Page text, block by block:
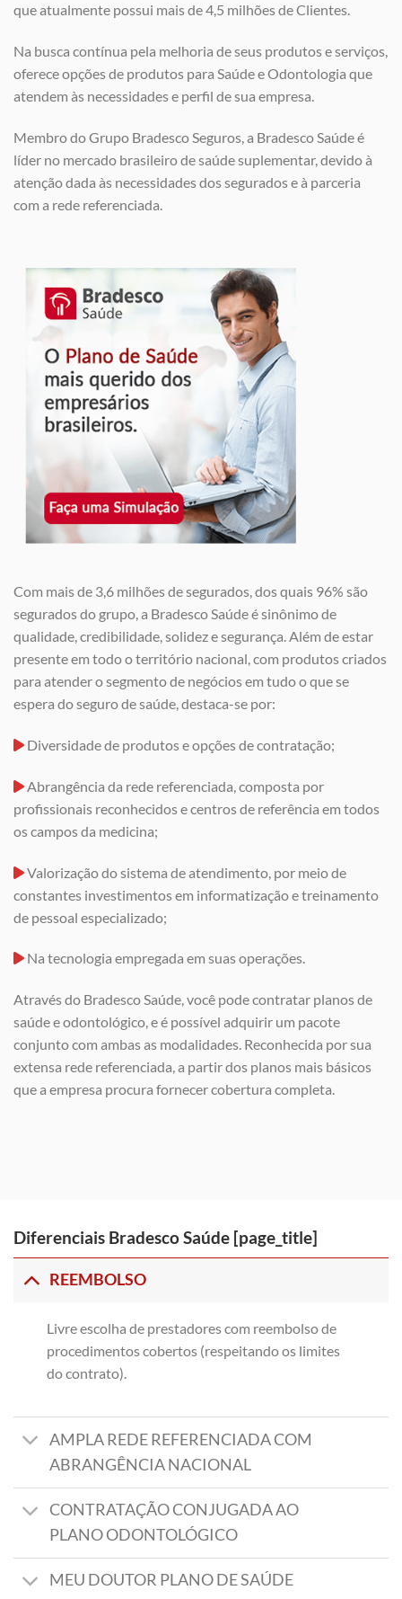
que atualmente possui mais de 4,5 milhões de Clientes.
Na busca contínua pela melhoria de seus produtos e serviços,
oferece opções de produtos para Saúde e Odontologia que
atendem às necessidades e perfil de sua empresa.
Membro do Grupo Bradesco Seguros, a Bradesco Saúde é
líder no mercado brasileiro de saúde suplementar, devido à
atenção dada às necessidades dos segurados e à parceria
com a rede referenciada.
Com mais de 3,6 milhões de segurados, dos quais 96% são
segurados do grupo, a Bradesco Saúde é sinônimo de
qualidade, credibilidade, solidez e segurança. Além de estar
presente em todo o território nacional, com produtos criados
para atender o segmento de negócios em tudo o que se
espera do seguro de saúde, destaca-se por:
Diversidade de produtos e opções de contratação;
Abrangência da rede referenciada, composta por
profissionais reconhecidos e centros de referência em todos
os campos da medicina;
Valorização do sistema de atendimento, por meio de
constantes investimentos em informatização e treinamento
de pessoal especializado;
Na tecnologia empregada em suas operações.
Através do Bradesco Saúde, você pode contratar planos de
saúde e odontológico, e é possível adquirir um pacote
conjunto com ambas as modalidades. Reconhecida por sua
extensa rede referenciada, a partir dos planos mais básicos
que a empresa procura fornecer cobertura completa.
Diferenciais Bradesco Saúde [page_title]
REEMBOLSO
Livre escolha de prestadores com reembolso de
procedimentos cobertos (respeitando os limites
do contrato).
AMPLA REDE REFERENCIADA COM
ABRANGÊNCIA NACIONAL
CONTRATAÇÃO CONJUGADA AO
PLANO ODONTOLÓGICO
MEU DOUTOR PLANO DE SAÚDE